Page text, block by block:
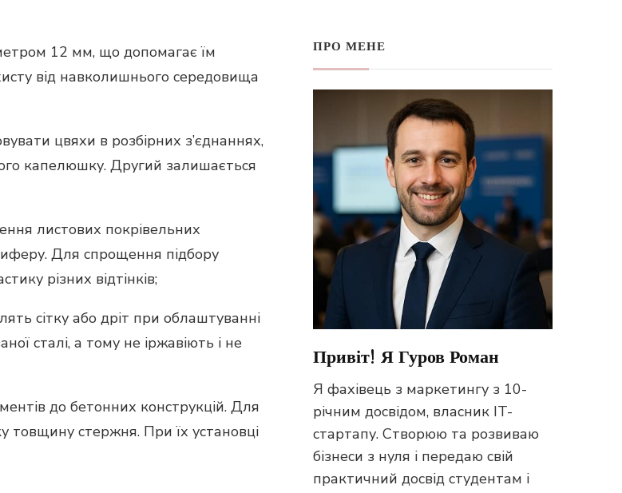
12 мм, що допомагає їм
від навколишнього середовища
цвяхи в розбірних з’єднаннях,
капелюшку. Другий залишається
листових покрівельних
Для спрощення підбору
різних відтінків;
сітку або дріт при облаштуванні
сталі, а тому не іржавіють і не
до бетонних конструкцій. Для
товщину стержня. При їх установці
ПРО МЕНЕ
Привіт! Я Гуров Роман
Я фахівець з маркетингу з 10-
річним досвідом, власник IT-
стартапу. Створюю та розвиваю
бізнеси з нуля і передаю свій
практичний досвід студентам і